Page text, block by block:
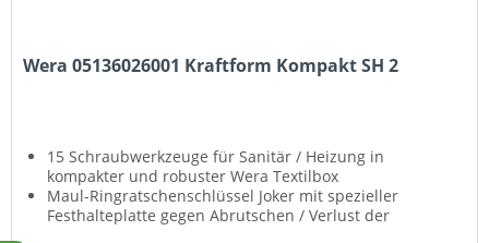
Wera 05136026001 Kraftform Kompakt SH 2
15 Schraubwerkzeuge für Sanitär / Heizung in
kompakter und robuster Wera Textilbox
Maul-Ringratschenschlüssel Joker mit spezieller
Festhalteplatte gegen Abrutschen / Verlust der